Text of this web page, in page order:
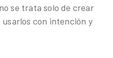
se trata solo de crear
con intención y